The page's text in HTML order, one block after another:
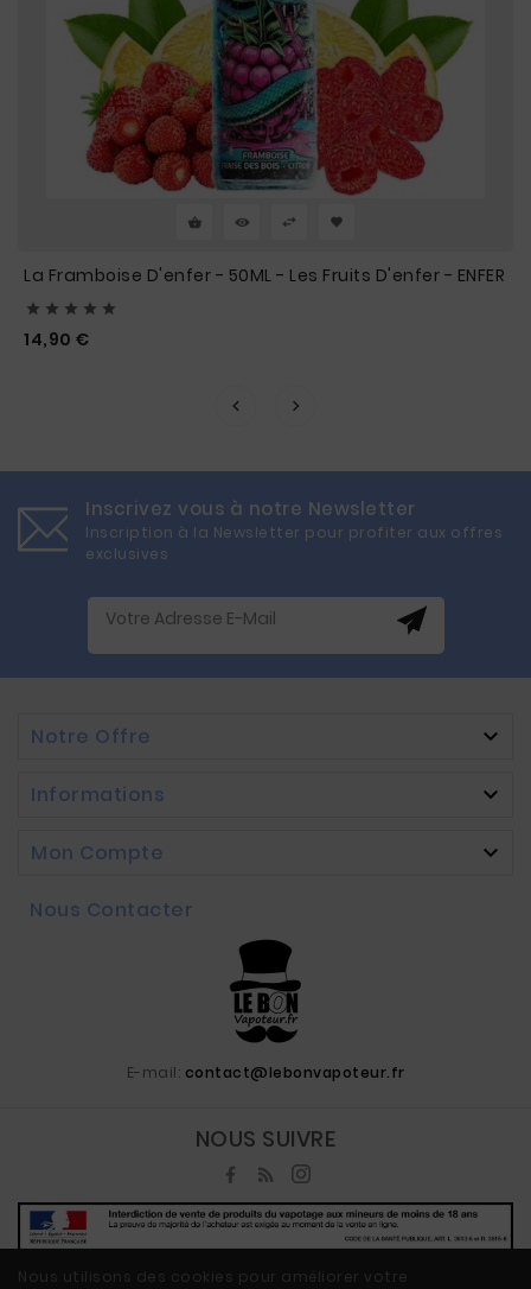
Nous utilisons des cookies pour améliorer votre
La Framboise D'enfer - 50ML - Les Fruits D'enfer - ENFER
    
14,90 €
Inscrivez vous à notre Newsletter
Inscription à la Newsletter pour profiter aux offres
exclusives
Notre Offre 
Informations 
Mon Compte 
Nous Contacter
E-mail: contact@lebonvapoteur.fr
NOUS SUIVRE